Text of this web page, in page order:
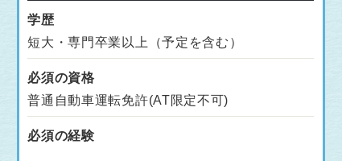
学歴
短大・専門卒業以上（予定を含む）
必須の資格
普通自動車運転免許(AT限定不可)
必須の経験